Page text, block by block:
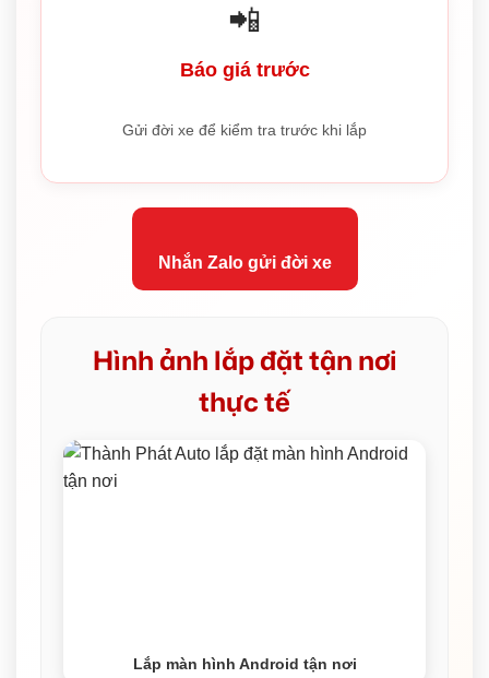
📲
Báo giá trước
Gửi đời xe để kiểm tra trước khi lắp
Nhắn Zalo gửi đời xe
Hình ảnh lắp đặt tận nơi
thực tế
Lắp màn hình Android tận nơi